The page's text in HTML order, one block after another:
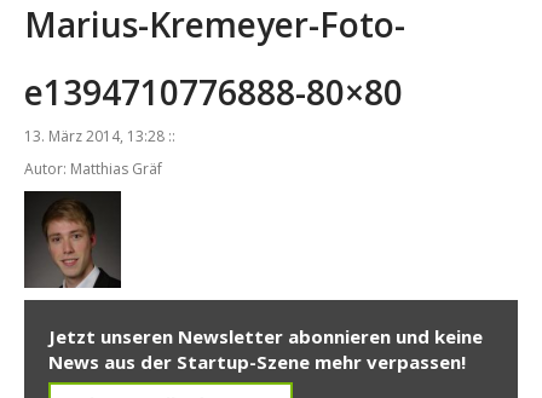
Marius-Kremeyer-Foto-
e1394710776888-80×80
13. März 2014, 13:28 ::
Autor: Matthias Gräf
Jetzt unseren Newsletter abonnieren und keine
News aus der Startup-Szene mehr verpassen!